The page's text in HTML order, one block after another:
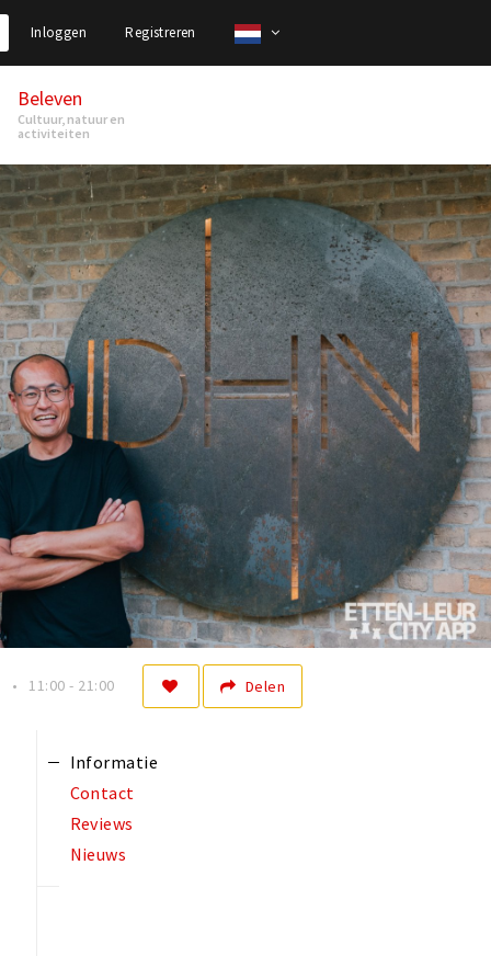
Inloggen Registreren
Beleven
Cultuur, natuur en
activiteiten
Delen
11:00 - 21:00
Informatie
Contact
Reviews
Nieuws